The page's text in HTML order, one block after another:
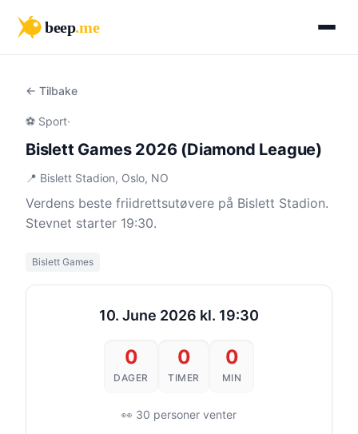
beep.me
← Tilbake
⚽ Sport·
Bislett Games 2026 (Diamond League)
📍 Bislett Stadion, Oslo, NO
Verdens beste friidrettsutøvere på Bislett Stadion.
Stevnet starter 19:30.
Bislett Games
10. June 2026 kl. 19:30
0
DAGER
0
TIMER
0
MIN
👀 30 personer venter